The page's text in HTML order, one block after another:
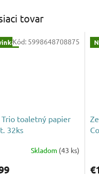
tovar
Trio toaletný papier
32ks
Skladom (43 ks)
Kód: 5998648708875